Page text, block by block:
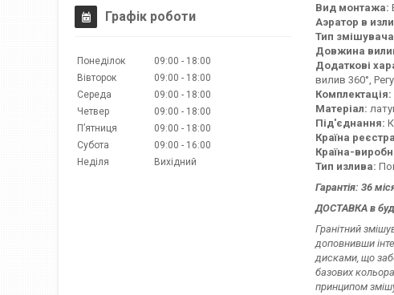
Вид монтажа:
Аэратор в
Тип
Довжина
Додаткові
вилив 360°,
Комплектація:
Матеріал:
Під'єднання:
Країна
Країна-
Тип излива:
Гарантія: 36
ДОСТАВКА в
Гранітний
доповнивши
дисками, що
базових
принципом
Графік роботи
Понеділок 09:00
18:00
Вівторок
09:00
18:00
Середа
09:00
18:00
Четвер
09:00
18:00
Пʼятниця
09:00
18:00
Субота
09:00
16:00
Неділя
Вихідний